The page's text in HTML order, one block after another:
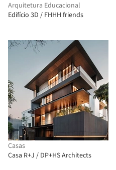
Arquitetura Educacional
Edifício 3D / FHHH friends
Casas
Casa R+J / DP+HS Architects